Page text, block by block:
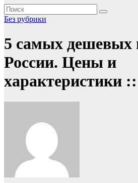
Без рубрики
5 самых дешевых
России. Цены и
характеристики